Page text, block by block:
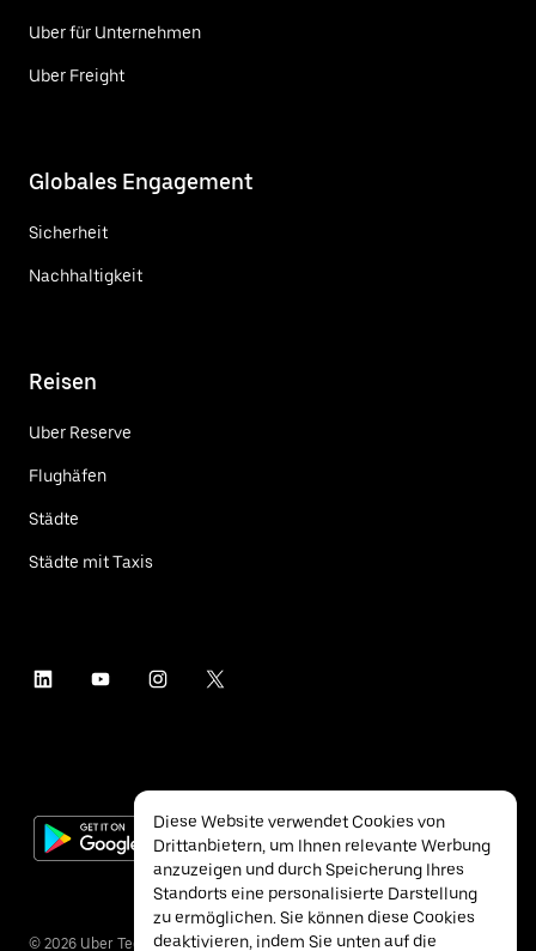
Uber für Unternehmen
Uber Freight
Globales Engagement
Sicherheit
Nachhaltigkeit
Reisen
Uber Reserve
Flughäfen
Städte
Städte mit Taxis
© 2026 Uber Technologies Inc.
Diese Website verwendet Cookies von
Drittanbietern, um Ihnen relevante Werbung
anzuzeigen und durch Speicherung Ihres
Standorts eine personalisierte Darstellung
zu ermöglichen. Sie können diese Cookies
deaktivieren, indem Sie unten auf die